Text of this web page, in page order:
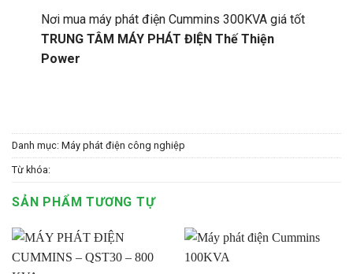
Nơi mua máy phát điện Cummins 300KVA giá tốt
TRUNG TÂM MÁY PHÁT ĐIỆN Thế Thiện
Power
Danh mục: Máy phát điện công nghiệp
Từ khóa:
SẢN PHẨM TƯƠNG TỰ